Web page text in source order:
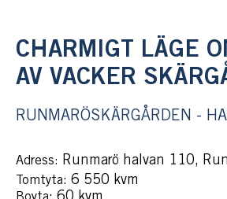
CHARMIGT LÄGE
AV VACKER
RUNMARÖSKÄRGÅRDEN -
Adress: Runmarö halvan 110,
Tomtyta: 6 550 kvm